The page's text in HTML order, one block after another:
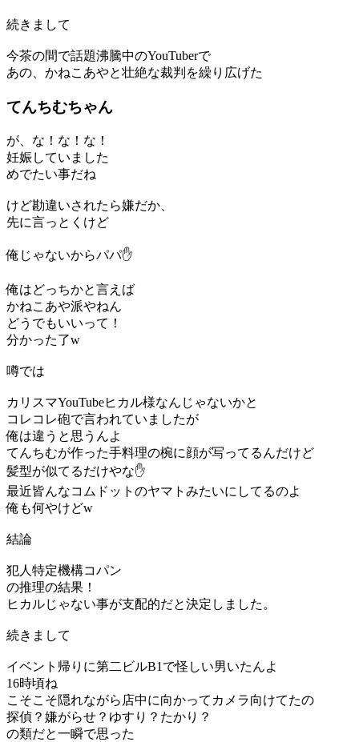
続きまして
今茶の間で話題沸騰中のYouTuberで
あの、かねこあやと壮絶な裁判を繰り広げた
てんちむちゃん
が、な！な！な！
妊娠していました
めでたい事だね
けど勘違いされたら嫌だか、
先に言っとくけど
俺じゃないからパパ✋
俺はどっちかと言えば
かねこあや派やねん
どうでもいいって！
分かった了w
噂では
カリスマYouTubeヒカル様なんじゃないかと
コレコレ砲で言われていましたが
俺は違うと思うんよ
てんちむが作った手料理の椀に顔が写ってるんだけど
髪型が似てるだけやな✋
最近皆んなコムドットのヤマトみたいにしてるのよ
俺も何やけどw
結論
犯人特定機構コパン
の推理の結果！
ヒカルじゃない事が支配的だと決定しました。
続きまして
イベント帰りに第二ビルB1で怪しい男いたんよ
16時頃ね
こそこそ隠れながら店中に向かってカメラ向けてたの
探偵？嫌がらせ？ゆすり？たかり？
の類だと一瞬で思った